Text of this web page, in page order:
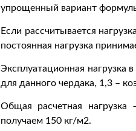
упрощенный вариант
Если рассчитывается
постоянная нагрузка
Эксплуатационная нагрузка
для данного чердака, 1,3 –
Общая расчетная
получаем 150 кг/м2.